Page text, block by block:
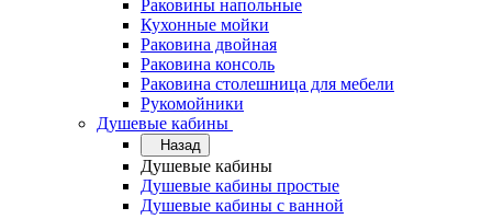
Раковины напольные
Кухонные мойки
Раковина двойная
Раковина консоль
Раковина столешница для мебели
Рукомойники
Душевые кабины
Назад
Душевые кабины
Душевые кабины простые
Душевые кабины с ванной